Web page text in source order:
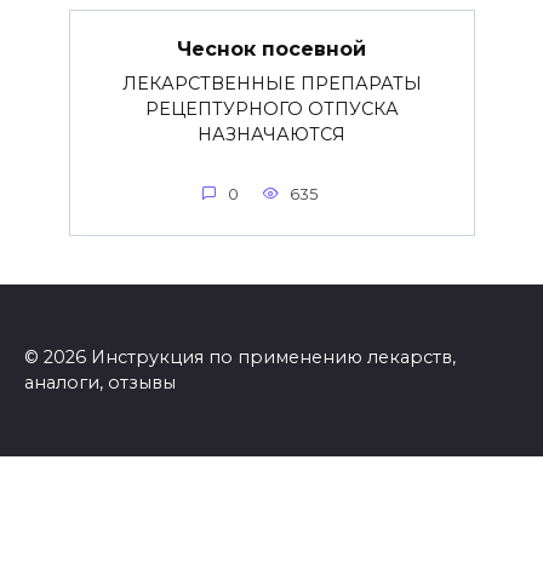
Чеснок посевной
ЛЕКАРСТВЕННЫЕ ПРЕПАРАТЫ
РЕЦЕПТУРНОГО ОТПУСКА
НАЗНАЧАЮТСЯ
0 635
© 2026 Инструкция по применению лекарств,
аналоги, отзывы